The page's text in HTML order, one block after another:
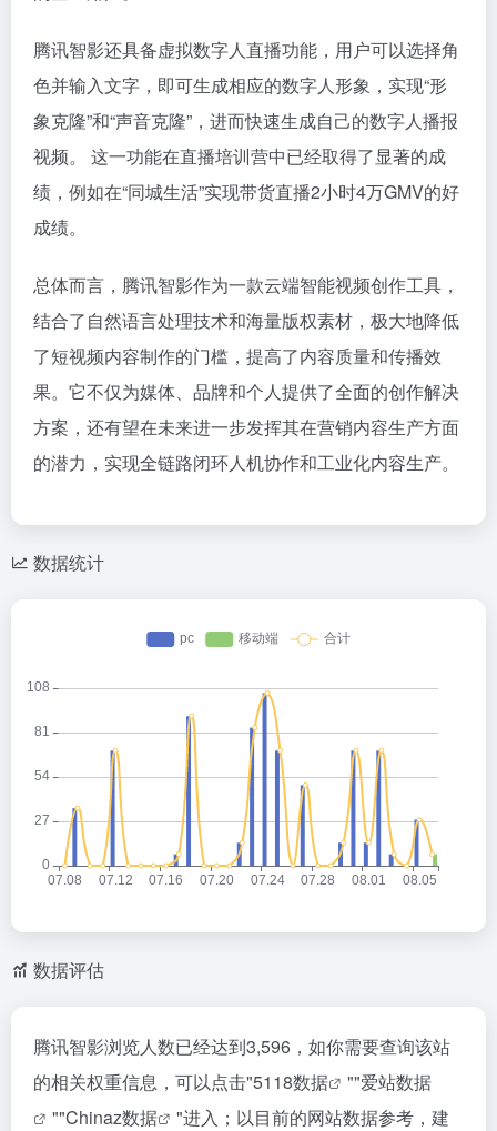
腾讯智影还具备虚拟数字人直播功能，用户可以选择角
色并输入文字，即可生成相应的数字人形象，实现“形
象克隆”和“声音克隆”，进而快速生成自己的数字人播报
视频。 这一功能在直播培训营中已经取得了显著的成
绩，例如在“同城生活”实现带货直播2小时4万GMV的好
成绩。
总体而言，腾讯智影作为一款云端智能视频创作工具，
结合了自然语言处理技术和海量版权素材，极大地降低
了短视频内容制作的门槛，提高了内容质量和传播效
果。它不仅为媒体、品牌和个人提供了全面的创作解决
方案，还有望在未来进一步发挥其在营销内容生产方面
的潜力，实现全链路闭环人机协作和工业化内容生产。
数据统计
数据评估
腾讯智影浏览人数已经达到3,596，如你需要查询该站
的相关权重信息，可以点击"5118数据 ""爱站数据
""Chinaz数据
"进入；以目前的网站数据参考，建